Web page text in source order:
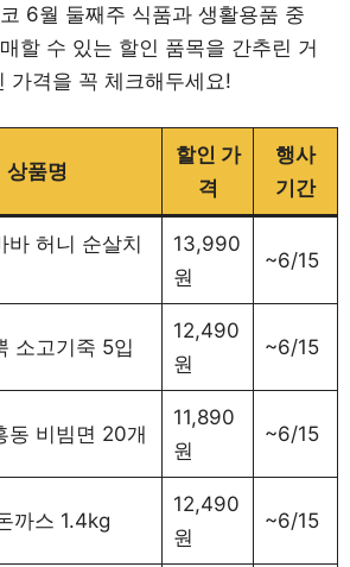
6월 둘째주 식품과 생활용품 중
할 수 있는 할인 품목을 간추린 거
가격을 꼭 체크해두세요!
상품명
할인 가
격
행사
기간
바 허니 순살치
13,990
원
~6/15
소고기죽 5입
12,490
원
~6/15
동 비빔면 20개
11,890
원
~6/15
까스 1.4kg
12,490
원
~6/15